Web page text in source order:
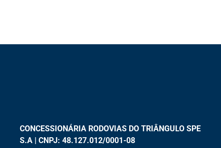
CONCESSIONÁRIA RODOVIAS DO TRIÂNGULO SPE
S.A | CNPJ: 48.127.012/0001-08